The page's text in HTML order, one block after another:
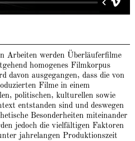
Arbeiten werden Überläuferfilme
homogenes Filmkorpus
davon ausgegangen, dass die von
Filme in einem
politischen, kulturellen sowie
entstanden sind und deswegen
Besonderheiten miteinander
jedoch die vielfältigen Faktoren
jahrelangen Produktionszeit